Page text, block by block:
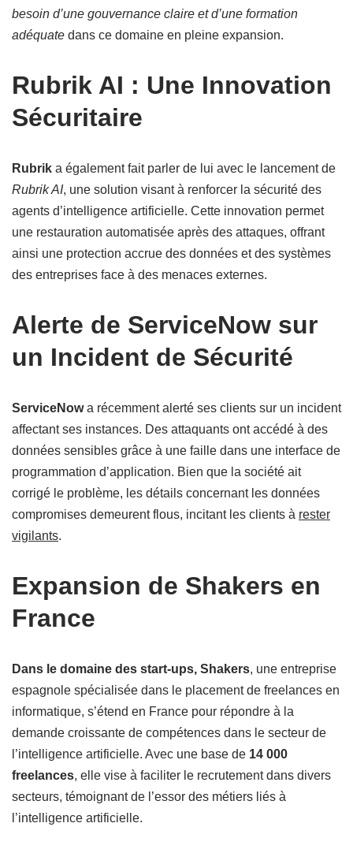
besoin d’une gouvernance claire et d’une formation
adéquate dans ce domaine en pleine expansion.
Rubrik AI : Une Innovation
Sécuritaire
Rubrik a également fait parler de lui avec le lancement de
Rubrik AI, une solution visant à renforcer la sécurité des
agents d’intelligence artificielle. Cette innovation permet
une restauration automatisée après des attaques, offrant
ainsi une protection accrue des données et des systèmes
des entreprises face à des menaces externes.
Alerte de ServiceNow sur
un Incident de Sécurité
ServiceNowa récemment alerté ses clients sur un incident
affectant ses instances. Des attaquants ont accédé à des
données sensibles grâce à une faille dans une interface de
programmation d’application. Bien que la société ait
corrigé le problème, les détails concernant les données
compromises demeurent flous, incitant les clients à rester
vigilants.
Expansion de Shakers en
France
Dans le domaine des start-ups, Shakers, une entreprise
espagnole spécialisée dans le placement de freelances en
informatique, s’étend en France pour répondre à la
demande croissante de compétences dans le secteur de
l’intelligence artificielle. Avec une base de 14 000
freelances, elle vise à faciliter le recrutement dans divers
secteurs, témoignant de l’essor des métiers liés à
l’intelligence artificielle.